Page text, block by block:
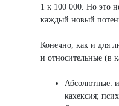
1 к 100 000. Но это
каждый новый
Конечно, как и для
и относительные (в
Абсолютные:
кахексия;